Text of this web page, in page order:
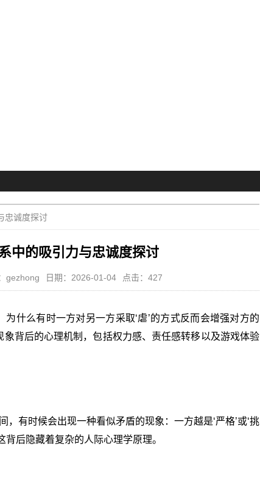
忠诚度探讨
中的吸引力与忠诚度探讨
gezhong 日期：2026-01-04 点击：427
为什么有时一方对另一方采取‘虐’的方式反而会增强对方的
背后的心理机制，包括权力感、责任感转移以及游戏体验
有时候会出现一种看似矛盾的现象：一方越是‘严格’或‘挑
背后隐藏着复杂的人际心理学原理。